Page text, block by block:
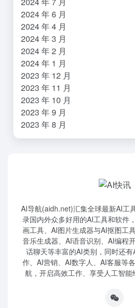
2024 年 6 月
2024 年 4 月
2024 年 3 月
2024 年 2 月
2024 年 1 月
2023 年 12 月
2023 年 11 月
2023 年 10 月
2023 年 9 月
2023 年 8 月
AI导航(aidh.net)汇集全球最新AI工
录国内外众多好用的AI工具和软件
画工具、AI图片生成器与AI抠图工
音乐生成器、AI语音识别、AI编程
话聊天等丰富的AI类别，同时还
作、AI营销、AI数字人、AI客服等
航，开启高效工作、享受人工智能